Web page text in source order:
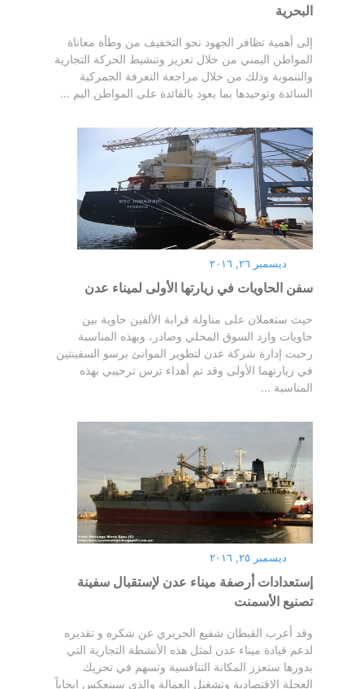
البحرية
إلى أهمية تظافر الجهود نحو التخفيف من وطأة معاناة
المواطن اليمني من خلال تعزيز وتنشيط الحركة التجارية
والتنموية وذلك من خلال مراجعة التعرفة الجمركية
السائدة وتوحيدها بما يعود بالفائدة على المواطن اليم ...
ديسمبر ٢٦, ٢٠١٦
سفن الحاويات في زيارتها الأولى لميناء عدن
حيث ستعملان على مناولة قرابة الألفين حاوية بين
حاويات وارد السوق المحلي وصادر، وبهذه المناسبة
رحبت إدارة شركة عدن لتطوير الموانئ برسو السفينتين
في زيارتهما الأولى وقد تم أهداء ترس ترحيبي بهذه
المناسبة ...
ديسمبر ٢٥, ٢٠١٦
إستعدادات أرصفة ميناء عدن لإستقبال سفينة
تصنيع الأسمنت
وقد أعرب القبطان شفيع الحريري عن شكره و تقديره
لدعم قيادة ميناء عدن لمثل هذه الأنشطة التجارية التي
بدورها ستعزز المكانة التنافسية وتسهم في تحريك
العجلة الإقتصادية وتشغيل العمالة والذي سينعكس إيجاباً